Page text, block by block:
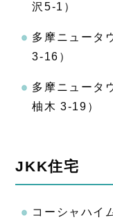
沢5-1）
多摩ニュータ
3-16）
多摩ニュータ
柚木 3-19）
JKK住宅
コーシャハイ